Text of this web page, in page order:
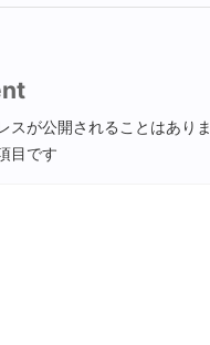
スが公開されることはありま
目です